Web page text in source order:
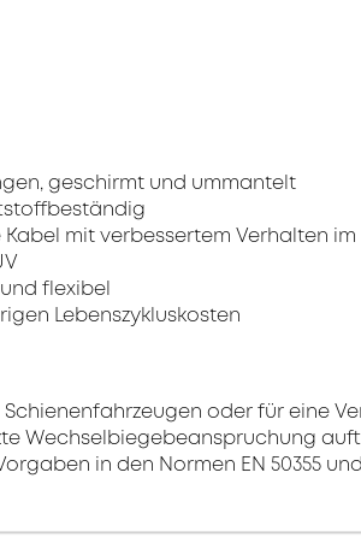
geschirmt und ummantelt
mit verbessertem Verhalten
flexibel
Lebenszykluskosten
oder für eine
Wechselbiegebeanspruchung
in den Normen EN 50355 und